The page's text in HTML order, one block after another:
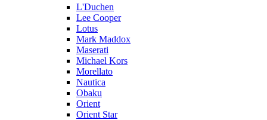
L'Duchen
Lee Cooper
Lotus
Mark Maddox
Maserati
Michael Kors
Morellato
Nautica
Obaku
Orient
Orient Star